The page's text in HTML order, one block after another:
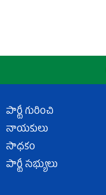
పార్టీ గురించి
నాయకులు
సాధకం
పార్టీ సభ్యులు